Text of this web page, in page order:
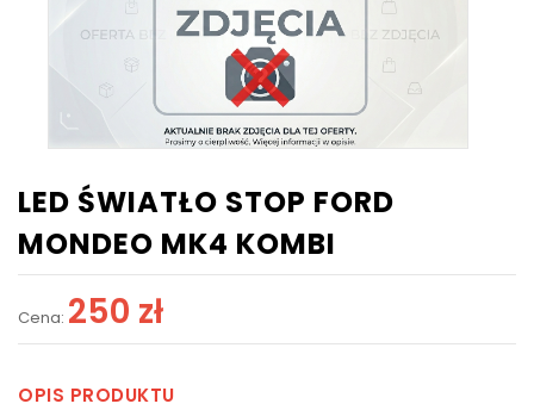
LED ŚWIATŁO STOP FORD
MONDEO MK4 KOMBI
Cena: 250 zł
OPIS PRODUKTU